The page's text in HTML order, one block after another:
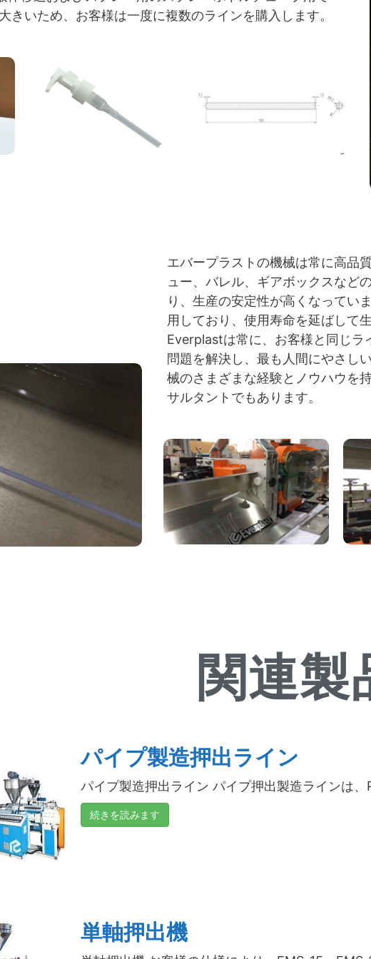
きいため、お客様は一度に複数のラインを購入します。
エバープラストの機械は常に高品
ュー、バレル、ギアボックスなど
り、生産の安定性が高くなってい
用しており、使用寿命を延ばして
Everplastは常に、お客様と同じラ
問題を解決し、最も人間にやさし
械のさまざまな経験とノウハウを
サルタントでもあります。
関連製
パイプ製造押出ライン
パイプ製造押出ライン パイプ押出製造ラインは、
続きを読みます
単軸押出機